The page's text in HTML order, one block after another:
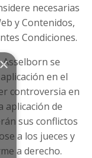
necesarias
y Contenidos,
Condiciones.
se
en el
controversia en
aplicación de
sus conflictos
a los jueces y
a derecho.